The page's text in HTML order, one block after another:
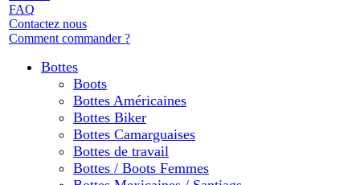
FAQ
Contactez nous
Comment commander ?
Bottes
Boots
Bottes Américaines
Bottes Biker
Bottes Camarguaises
Bottes de travail
Bottes / Boots Femmes